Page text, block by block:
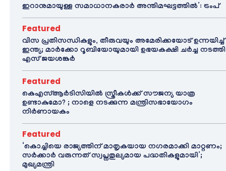
ഇറാനുമായുള്ള സമാധാനകരാർ അന്തിമഘട്ടത്തിൽ‌’: ട്രംപ്
Featured
വിസ പ്രതിസന്ധികളും, തീരുവയും അമേരിക്കയോട് ഉന്നയിച്ച്
ഇന്ത്യ; മാർക്കോ റൂബിയോയുമായി ഉഭയകക്ഷി ചർച്ച നടത്തി
എസ് ജയശങ്കർ
Featured
കെഎസ്ആർടിസിയിൽ സ്ത്രീകൾക്ക് സൗജന്യ യാത്ര
ഉണ്ടാകുമോ? ; നാളെ നടക്കുന്ന മന്ത്രിസഭായോഗം
നിർണായകം
Featured
‘കൊച്ചിയെ രാജ്യത്തിന് മാതൃകയായ നഗരമാക്കി മാറ്റണം;
സർക്കാർ വരുന്നത് സ്വപ്നതുല്യമായ പദ്ധതികളുമായി’;
മുഖ്യമന്ത്രി